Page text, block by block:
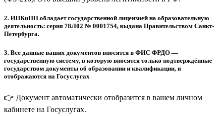
2. ИПКиПП обладает государственной лицензией на образовательную
деятельность: серия 78Л02 № 0001754, выдана Правительством Санкт-
Петербурга.
3. Все данные ваших документов вносятся в ФИС ФРДО —
государственную систему, в которую вносятся только подтверждённые
государством документы об образовании и квалификации, и
отображаются на Госуслугах
👉 Документ автоматически отобразится в вашем личном
кабинете на Госуслугах.